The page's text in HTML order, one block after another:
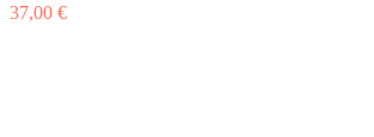
37,00 €